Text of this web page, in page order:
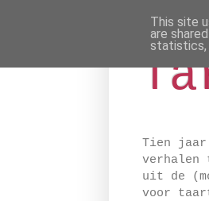
Tien
verhalen
uit de
voor
This site
are
statistics,